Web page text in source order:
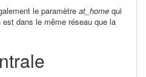
le paramètre at_home qui
dans le même réseau que la